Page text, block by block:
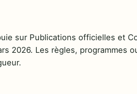
sur Publications officielles et
2026. Les règles, programmes